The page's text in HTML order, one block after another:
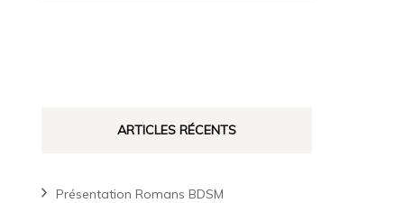
ARTICLES RÉCENTS
Présentation Romans BDSM